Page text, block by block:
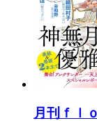
月刊ｆｌ